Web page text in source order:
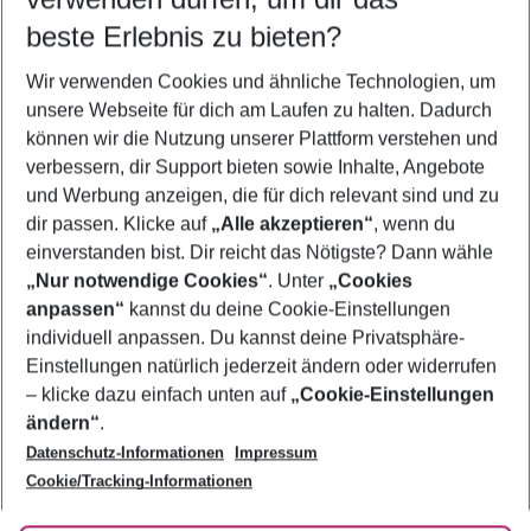
5-8 Nächte
2 Erwachsene Keine Kinder
Mehr Filter anzeigen
Footer
Footer navigation
Über uns
AGB
Bestpreisgarantie
Cookie-Einstellungen ändern
Cookie-Richtlinie
Agenturbetreuung
Barrierefreies Reisen
Folge uns
beste Erlebnis zu bieten?
Wir verwenden Cookies und ähnliche Technologien, um
unsere Webseite für dich am Laufen zu halten. Dadurch
können wir die Nutzung unserer Plattform verstehen und
verbessern, dir Support bieten sowie Inhalte, Angebote
und Werbung anzeigen, die für dich relevant sind und zu
dir passen. Klicke auf „Alle akzeptieren“, wenn du
einverstanden bist. Dir reicht das Nötigste? Dann wähle
„Nur notwendige Cookies“. Unter „Cookies
anpassen“ kannst du deine Cookie-Einstellungen
individuell anpassen. Du kannst deine Privatsphäre-
Einstellungen natürlich jederzeit ändern oder widerrufen
– klicke dazu einfach unten auf „Cookie-Einstellungen
ändern“.
Datenschutz-Informationen
Impressum
Cookie/Tracking-Informationen